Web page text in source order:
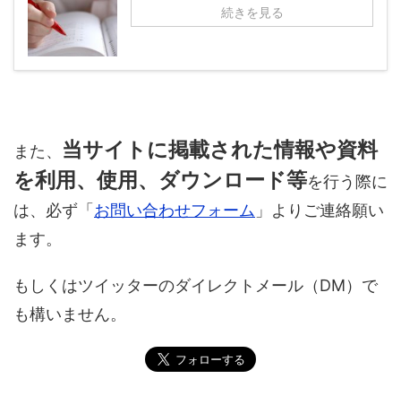
続きを見る
また、 当サイトに掲載された情報や資料
を利用、使用、ダウンロード等を行う際に
は、必ず「お問い合わせフォーム 」よりご連絡願い
ます。
もしくはツイッターのダイレクトメール（DM）で
も構いません。